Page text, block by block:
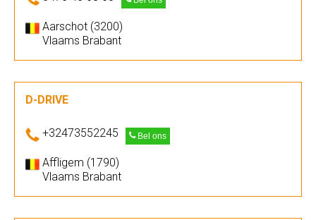
Aarschot (3200)
Vlaams Brabant
D-DRIVE
+32473552245 Bel ons
Affligem (1790)
Vlaams Brabant